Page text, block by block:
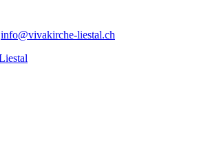
info@vivakirche-liestal.ch